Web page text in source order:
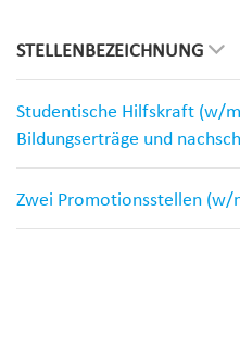
STELLENBEZEICHNUNG
Studentische Hilfskraft (w/
Bildungserträge und
Zwei Promotionsstellen (w/